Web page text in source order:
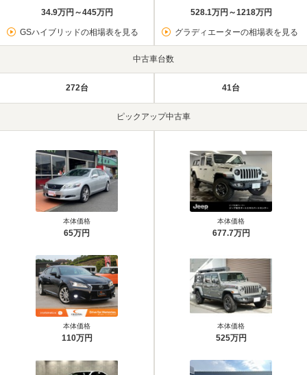
34.9万円～445万円
GSハイブリッドの相場表を見る
528.1万円～1218万円
グラディエーターの相場表を見る
中古車台数
272台 41台
ピックアップ中古車
本体価格
65万円
本体価格
110万円
本体価格
677.7万円
本体価格
525万円